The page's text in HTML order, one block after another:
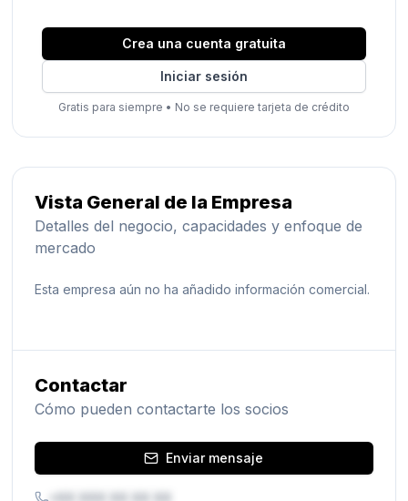
Crea una cuenta gratuita
Iniciar sesión
Gratis para siempre • No se requiere tarjeta de crédito
Vista General de la Empresa
Detalles del negocio, capacidades y enfoque de
mercado
Esta empresa aún no ha añadido información comercial.
Contactar
Cómo pueden contactarte los socios
Enviar mensaje